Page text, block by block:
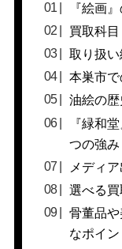
『絵画
買取科目
取り扱
本巣市
油絵の歴
『緑和
つの強み
メディ
選べる
骨董品
なポイン